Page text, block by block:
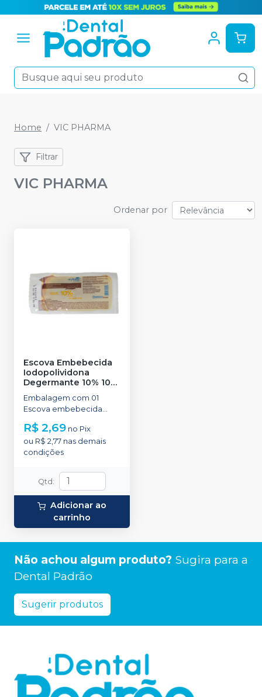
Home VIC PHARMA
Filtrar
VIC PHARMA
Ordenar por
Escova Embebecida
Iodopolividona
Degermante 10% 10Ml
VIC PHARMA
Embalagem com 01
Escova embebecida
com iodopolividona e
tensoativos 10% 10 ml.
R$ 2,69 no Pix
ou R$ 2,77 nas demais
condições
Qtd :
Adicionar ao
carrinho
Não achou algum produto? Sugira para a
Dental Padrão
Sugerir produtos